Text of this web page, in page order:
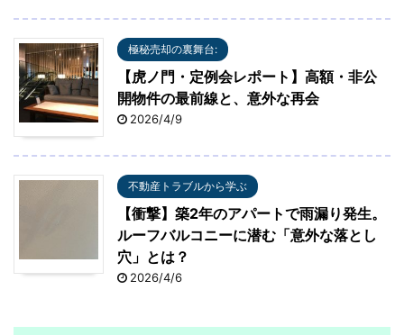
極秘売却の裏舞台:
【虎ノ門・定例会レポート】高額・非公
開物件の最前線と、意外な再会
2026/4/9
不動産トラブルから学ぶ
【衝撃】築2年のアパートで雨漏り発生。
ルーフバルコニーに潜む「意外な落とし
穴」とは？
2026/4/6